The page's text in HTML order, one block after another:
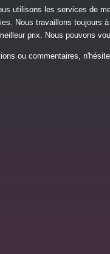
utilisons les services de
Nous travaillons toujours
prix. Nous pouvons
ou commentaires,